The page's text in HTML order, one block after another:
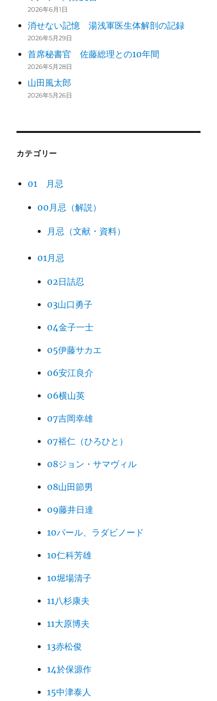
2026年6月1日
消せない記憶 湯浅軍医生体解剖の記録
2026年5月29日
首席秘書官 佐藤総理との10年間
2026年5月28日
山田風太郎
2026年5月26日
カテゴリー
01 月忌
00月忌（解説）
月忌（文献・資料）
01月忌
02日詰忍
03山口勇子
04金子一士
05伊藤サカエ
06安江良介
06横山英
07吉岡幸雄
07裕仁（ひろひと）
08ジョン・サマヴィル
08山田節男
09藤井日達
10パール、ラダビノード
10仁科芳雄
10堀場清子
11八杉康夫
11大原博夫
13赤松俊
14於保源作
15中津泰人